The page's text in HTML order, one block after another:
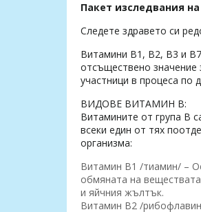
Пакет изследвания
Следете здравето си
Витамини B1, B2, B3 и
отсъществено значение
участници в процеса по
ВИДОВЕ ВИТАМИН B:
Витамините от група B
всеки един от тях
организма:
Витамин B1 /тиамин/ –
обмяната на
и яйчния жълтък.
Витамин B2 /